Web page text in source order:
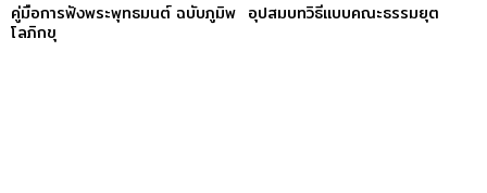
คู่มือการฟังพระพุทธมนต์ ฉบับภูมิพ
โลภิกขุ
อุปสมบทวิธีแบบคณะธรรมยุต